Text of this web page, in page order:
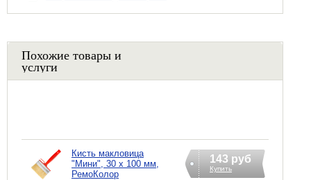
Похожие товары и
услуги
Кисть макловица
"Мини", 30 х 100 мм,
РемоКолор
143 руб
Купить